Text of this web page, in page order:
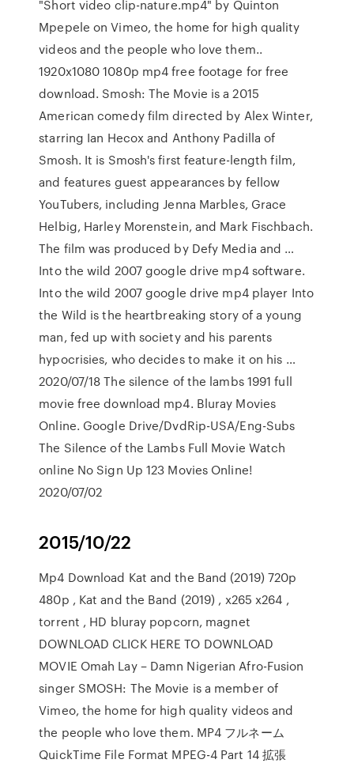
"Short video clip-nature.mp4" by Quinton
Mpepele on Vimeo, the home for high quality
videos and the people who love them..
1920x1080 1080p mp4 free footage for free
download. Smosh: The Movie is a 2015
American comedy film directed by Alex Winter,
starring Ian Hecox and Anthony Padilla of
Smosh. It is Smosh's first feature-length film,
and features guest appearances by fellow
YouTubers, including Jenna Marbles, Grace
Helbig, Harley Morenstein, and Mark Fischbach.
The film was produced by Defy Media and …
Into the wild 2007 google drive mp4 software.
Into the wild 2007 google drive mp4 player Into
the Wild is the heartbreaking story of a young
man, fed up with society and his parents
hypocrisies, who decides to make it on his …
2020/07/18 The silence of the lambs 1991 full
movie free download mp4. Bluray Movies
Online. Google Drive/DvdRip-USA/Eng-Subs
The Silence of the Lambs Full Movie Watch
online No Sign Up 123 Movies Online!
2020/07/02
2015/10/22
Mp4 Download Kat and the Band (2019) 720p
480p , Kat and the Band (2019) , x265 x264 ,
torrent , HD bluray popcorn, magnet
DOWNLOAD CLICK HERE TO DOWNLOAD
MOVIE Omah Lay – Damn Nigerian Afro-Fusion
singer SMOSH: The Movie is a member of
Vimeo, the home for high quality videos and
the people who love them. MP4 フルネーム
QuickTime File Format MPEG-4 Part 14 拡張